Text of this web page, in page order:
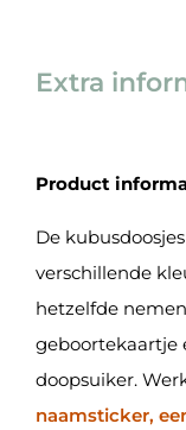
Extra
Product
De
verschillende
hetzelfde
geboortekaartje
doopsuiker.
naamsticker,